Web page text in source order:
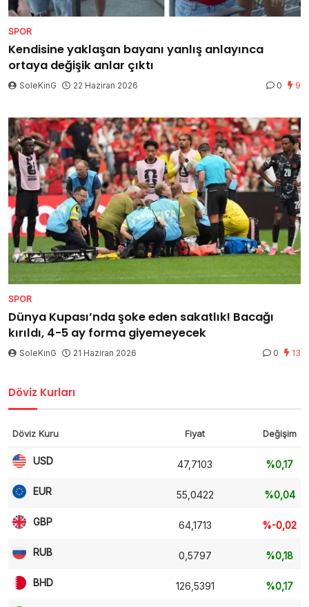
SPOR
Kendisine yaklaşan bayanı yanlış anlayınca
ortaya değişik anlar çıktı
SoleKinG 22 Haziran 2026 0 9
SPOR
Dünya Kupası’nda şoke eden sakatlık! Bacağı
kırıldı, 4-5 ay forma giyemeyecek
SoleKinG 21 Haziran 2026 0 13
Döviz Kurları
Döviz Kuru Fiyat Değişim
USD 47,7103 %0,17
EUR 55,0422 %0,04
GBP 64,1713 %-0,02
RUB 0,5797 %0,18
BHD 126,5391 %0,17